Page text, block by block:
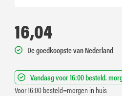
16,04
De goedkoopste van Nederland
Vandaag voor 16:00 besteld.
Voor 16:00 besteld=morgen in huis